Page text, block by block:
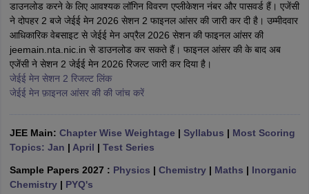
Syllabus JEE Main Study Material JEE Main Answer Key
View All
JEE Advanced Exam Pattern JEE Advanced Answer Key
GATE Result
View All GATE Articles
EAMCET Exam Pattern
AP EAMCET Answer Key
EAMCET Exam Pattern
MHT CET Answer Key MHT CET Cutoff
KCET Cutoff
Answer KeyVITEEE CutoffVITEEE ResultView All VITEEE Articles
Answer Key BITSAT Cutoff BITSAT ResultView All BITSAT Articles
Accepting GATE Engineering Colleges in India Accepting AP EAMCET
Engineering Colleges in Mumbai
डाउनलोड करने के लिए आवश्यक लॉगिन विवरण एप्लीकेशन नंबर और पासवर्ड हैं। एजेंसी
ने दोपहर 2 बजे जेईई मेन 2026 सेशन 2 फाइनल आंसर की जारी कर दी है। उम्मीदवार
आधिकारिक वेबसाइट से जेईई मेन अप्रैल 2026 सेशन की फाइनल आंसर की
jeemain.nta.nic.in से डाउनलोड कर सकते हैं। फाइनल आंसर की के बाद अब
एजेंसी ने सेशन 2 जेईई मेन 2026 रिजल्ट जारी कर दिया है।
जेईई मेन सेशन 2 रिजल्ट लिंक
जेईई मेन फ़ाइनल आंसर की की जांच करें
JEE Main: Chapter Wise Weightage | Syllabus | Most Scoring
Topics: Jan | April | Test Series
Sample Papers 2027 : Physics | Chemistry| Maths | Inorganic
Chemistry| PYQ's